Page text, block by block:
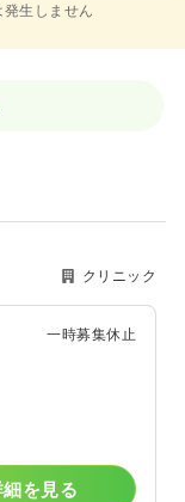
生しません
クリニック
一時募集休止
細を見る